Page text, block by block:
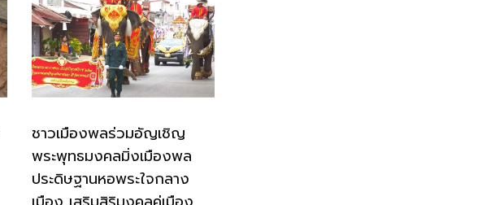
ชาวเมืองพลร่วมอัญเชิญ
พระพุทธมงคลมิ่งเมืองพล
ประดิษฐานหอพระใจกลาง